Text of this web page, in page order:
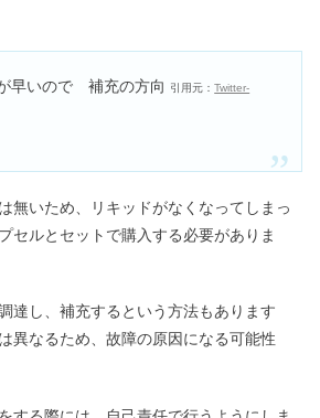
早いので 補充の方向 引用元：Twitter-
無いため、リキッドがなくなってしまっ
セルとセットで購入する必要がありま
達し、補充するという方法もあります
異なるため、故障の原因になる可能性